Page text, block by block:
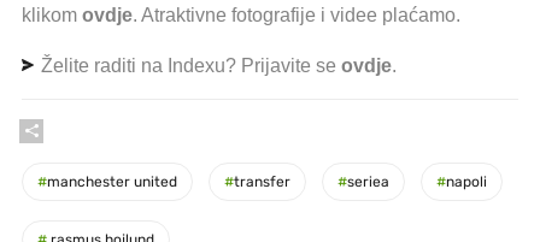
klikom ovdje. Atraktivne fotografije i videe plaćamo.
Želite raditi na Indexu? Prijavite se ovdje.
#manchester united #transfer #seriea #napoli